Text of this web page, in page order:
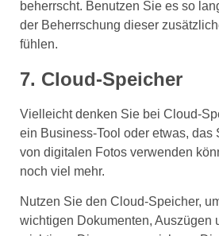
beherrscht. Benutzen Sie es so
der Beherrschung dieser
fühlen.
7. Cloud-Speicher
Vielleicht denken Sie bei Cloud-
ein Business-Tool oder etwas, das
von digitalen Fotos verwenden
noch viel mehr.
Nutzen Sie den Cloud-Speicher,
wichtigen Dokumenten, Auszügen